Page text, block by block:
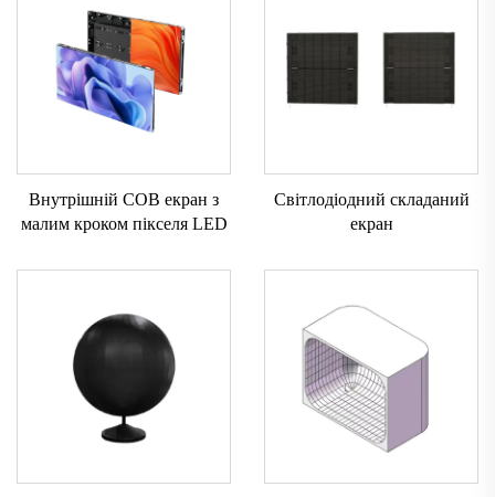
Внутрішній COB екран з
малим кроком пікселя LED
Світлодіодний складаний
екран